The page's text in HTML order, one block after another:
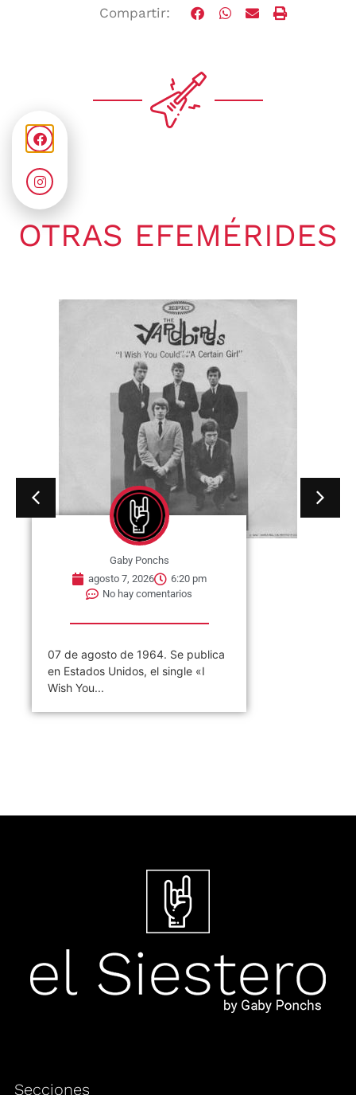
Compartir:
OTRAS EFEMÉRIDES
Gaby Ponchs
agosto 7, 2026
6:20 pm
No hay comentarios
07 de agosto de 1964. Se publica
en Estados Unidos, el single «I
Wish You...
Secciones